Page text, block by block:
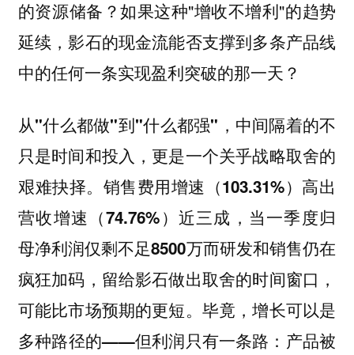
的资源储备？如果这种"增收不增利"的趋势
延续，影石的现金流能否支撑到多条产品线
中的任何一条实现盈利突破的那一天？
从"什么都做"到"什么都强"，中间隔着的不
只是时间和投入，更是一个关乎战略取舍的
艰难抉择。销售费用增速（103.31%）高出
营收增速（74.76%）近三成，当一季度归
母净利润仅剩不足8500万而研发和销售仍在
疯狂加码，留给影石做出取舍的时间窗口，
可能比市场预期的更短。毕竟，增长可以是
多种路径的——但利润只有一条路：产品被